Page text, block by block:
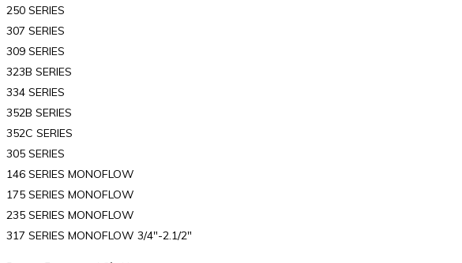
250 SERIES
307 SERIES
309 SERIES
323B SERIES
334 SERIES
352B SERIES
352C SERIES
305 SERIES
146 SERIES MONOFLOW
175 SERIES MONOFLOW
235 SERIES MONOFLOW
317 SERIES MONOFLOW 3/4″-2.1/2″